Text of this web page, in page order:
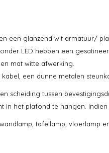
een glanzend wit armatuur/
LED hebben een
mat witte afwerking.
een dunne metalen
scheiding tussen
in het plafond te hangen.
tafellamp, vloerlamp